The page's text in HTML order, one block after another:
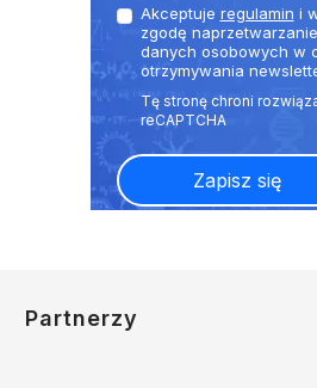
Akceptuje regulamin i
zgodę
danych osobowych w
otrzymywania
Partnerzy